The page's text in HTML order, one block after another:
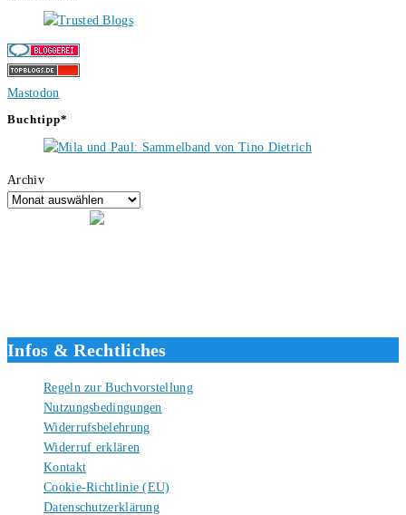
Mastodon
Buchtipp*
Archiv
Infos & Rechtliches
Regeln zur Buchvorstellung
Nutzungsbedingungen
Widerrufsbelehrung
Widerruf erklären
Kontakt
Cookie-Richtlinie (EU)
Datenschutzerklärung